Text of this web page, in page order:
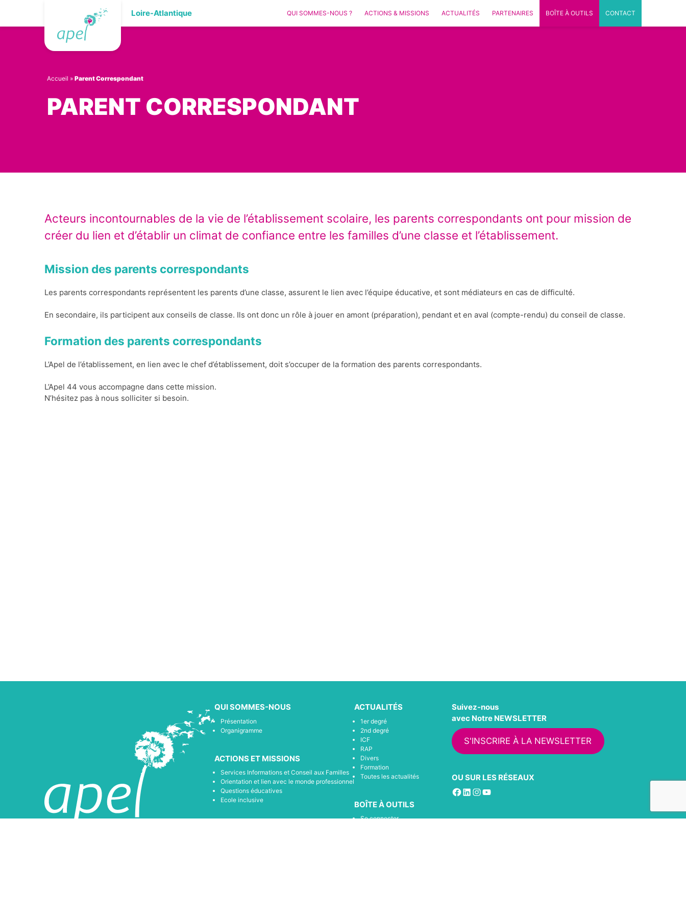
content
Loire-Atlantique QUI SOMMES-NOUS ? ACTIONS & MISSIONS ACTUALITÉS PARTENAIRES BOÎTE À OUTILS CONTACT
Accueil » Parent Correspondant
PARENT CORRESPONDANT
Acteurs incontournables de la vie de l’établissement scolaire, les parents correspondants ont pour mission de
créer du lien et d’établir un climat de confiance entre les familles d’une classe et l’établissement.
Mission des parents correspondants
Les parents correspondants représentent les parents d’une classe, assurent le lien avec l’équipe éducative, et sont médiateurs en cas de difficulté.
En secondaire, ils participent aux conseils de classe. Ils ont donc un rôle à jouer en amont (préparation), pendant et en aval (compte-rendu) du conseil de classe.
Formation des parents correspondants
L’Apel de l’établissement, en lien avec le chef d’établissement, doit s’occuper de la formation des parents correspondants.
L’Apel 44 vous accompagne dans cette mission.
N’hésitez pas à nous solliciter si besoin.
QUI SOMMES-NOUS
Présentation
Organigramme
ACTIONS ET MISSIONS
Services Informations et Conseil aux Familles
Orientation et lien avec le monde professionnel
Questions éducatives
Ecole inclusive
ACTUALITÉS
1er degré
2nd degré
ICF
RAP
Divers
Formation
Toutes les actualités
BOÎTE À OUTILS
Se connecter
Suivez-nous
avec Notre NEWSLETTER
S'INSCRIRE À LA NEWSLETTER
OU SUR LES RÉSEAUX
Facebook
LinkedIn
Instagram
YouTube